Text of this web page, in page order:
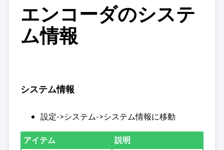
エンコーダのシステ
ム情報
システム情報
設定->システム->システム情報に移動
アイテム 説明